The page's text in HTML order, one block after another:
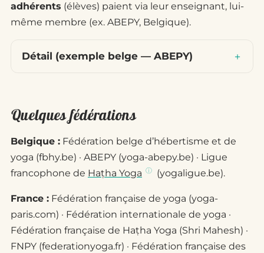
adhérents (élèves) paient via leur enseignant, lui-
même membre (ex. ABEPY, Belgique).
Détail (exemple belge — ABEPY)
Quelques fédérations
Belgique : Fédération belge d’hébertisme et de
yoga (fbhy.be) · ABEPY (yoga-abepy.be) · Ligue
francophone de Haṭha Yoga (yogaligue.be).
France : Fédération française de yoga (yoga-
paris.com) · Fédération internationale de yoga ·
Fédération française de Haṭha Yoga (Shri Mahesh) ·
FNPY (federationyoga.fr) · Fédération française des